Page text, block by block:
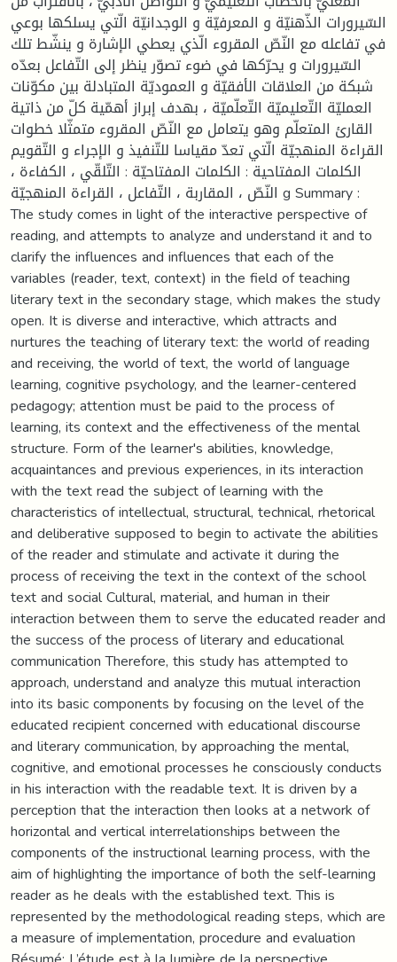
السّيرورات الذّهنيّة و المعرفيّة و الوجدانيّة الّتي يسلكها بوعي
في تفاعله مع النّصّ المقروء الّذي يعطي الإشارة و ينشّط تلك
السّيرورات و يحرّكها في ضوء تصوّر ينظر إلى التّفاعل بعدّه
شبكة من العلاقات الأفقيّة و العموديّة المتبادلة بين مكوّنات
العمليّة التّعليميّة التّعلّميّة ، بهدف إبراز أهمّية كلّ من ذاتية
القارئ المتعلّم وهو يتعامل مع النّصّ المقروء متمثّلا خطوات
القراءة المنهجيّة الّتي تعدّ مقياسا للتّنفيذ و الإجراء و التّقويم
الكلمات المفتاحية : الكلمات المفتاحيّة : التّلقّي ، الكفاءة ،
النّصّ ، المقاربة ، التّفاعل ، القراءة المنهجيّة g Summary :
The study comes in light of the interactive perspective of
reading, and attempts to analyze and understand it and to
clarify the influences and influences that each of the
variables (reader, text, context) in the field of teaching
literary text in the secondary stage, which makes the study
open. It is diverse and interactive, which attracts and
nurtures the teaching of literary text: the world of reading
and receiving, the world of text, the world of language
learning, cognitive psychology, and the learner-centered
pedagogy; attention must be paid to the process of
learning, its context and the effectiveness of the mental
structure. Form of the learner's abilities, knowledge,
acquaintances and previous experiences, in its interaction
with the text read the subject of learning with the
characteristics of intellectual, structural, technical, rhetorical
and deliberative supposed to begin to activate the abilities
of the reader and stimulate and activate it during the
process of receiving the text in the context of the school
text and social Cultural, material, and human in their
interaction between them to serve the educated reader and
the success of the process of literary and educational
communication Therefore, this study has attempted to
approach, understand and analyze this mutual interaction
into its basic components by focusing on the level of the
educated recipient concerned with educational discourse
and literary communication, by approaching the mental,
cognitive, and emotional processes he consciously conducts
in his interaction with the readable text. It is driven by a
perception that the interaction then looks at a network of
horizontal and vertical interrelationships between the
components of the instructional learning process, with the
aim of highlighting the importance of both the self-learning
reader as he deals with the established text. This is
represented by the methodological reading steps, which are
a measure of implementation, procedure and evaluation